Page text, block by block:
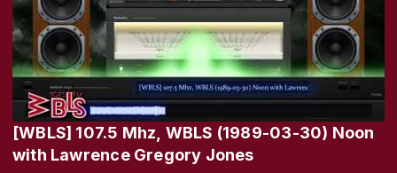
[WBLS] 107.5 Mhz, WBLS (1989-03-30) Noon
with Lawrence Gregory Jones